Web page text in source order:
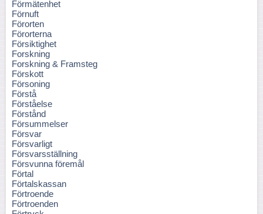
Förmätenhet
Förnuft
Förorten
Förorterna
Försiktighet
Forskning
Forskning & Framsteg
Förskott
Försoning
Förstå
Förståelse
Förstånd
Försummelser
Försvar
Försvarligt
Försvarsställning
Försvunna föremål
Förtal
Förtalskassan
Förtroende
Förtroenden